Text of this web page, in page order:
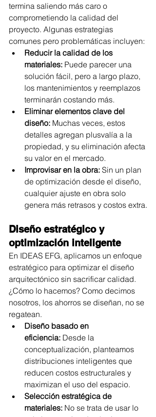
termina saliendo más caro o
comprometiendo la calidad del
proyecto. Algunas estrategias
comunes pero problemáticas incluyen:
Reducir la calidad de los
materiales: Puede parecer una
solución fácil, pero a largo plazo,
los mantenimientos y reemplazos
terminarán costando más.
Eliminar elementos clave del
diseño: Muchas veces, estos
detalles agregan plusvalía a la
propiedad, y su eliminación afecta
su valor en el mercado.
Improvisar en la obra: Sin un plan
de optimización desde el diseño,
cualquier ajuste en obra solo
genera más retrasos y costos extra.
Diseño estratégico y
optimización inteligente
En IDEAS EFG, aplicamos un enfoque
estratégico para optimizar el diseño
arquitectónico sin sacrificar calidad.
¿Cómo lo hacemos? Como decimos
nosotros, los ahorros se diseñan, no se
regatean.
Diseño basado en
eficiencia: Desde la
conceptualización, planteamos
distribuciones inteligentes que
reducen costos estructurales y
maximizan el uso del espacio.
Selección estratégica de
materiales: No se trata de usar lo